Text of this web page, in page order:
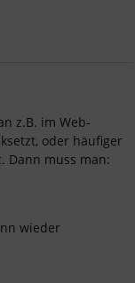
z.B. im Web-
oder häufiger
Dann muss man:
wieder